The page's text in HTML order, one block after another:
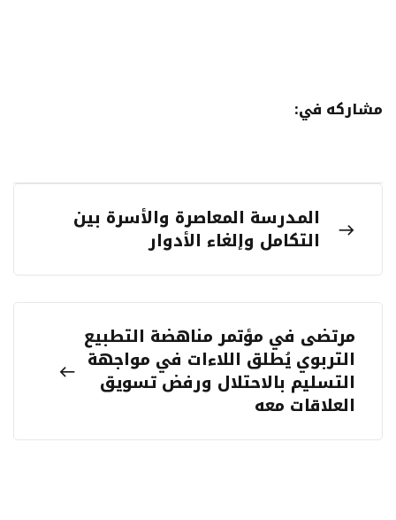
مشاركه في:
المدرسة المعاصرة والأسرة بين
التكامل وإلغاء الأدوار
مرتضى في مؤتمر مناهضة التطبيع
التربوي يُطلق اللاءات في مواجهة
التسليم بالاحتلال ورفض تسويق
العلاقات معه